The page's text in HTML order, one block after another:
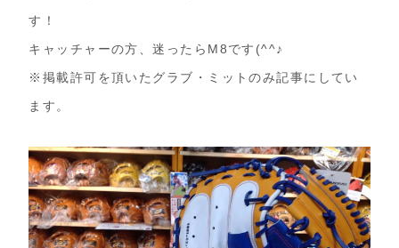
す！
キャッチャーの方、迷ったらM8です(^^♪
※掲載許可を頂いたグラブ・ミットのみ記事にしてい
ます。